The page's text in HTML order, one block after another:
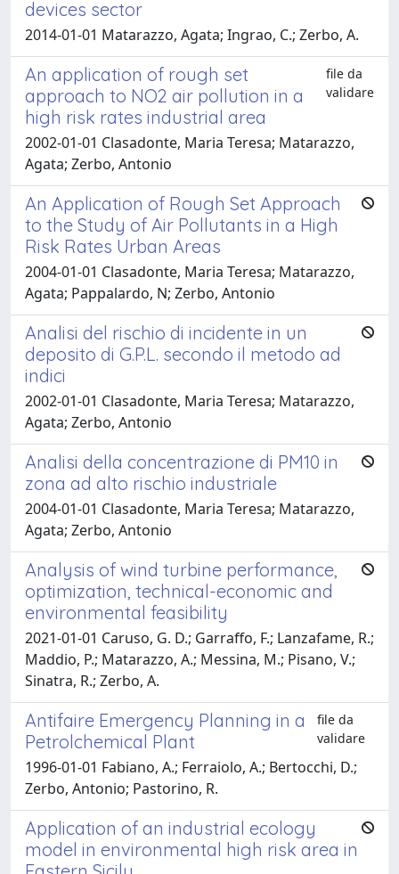
devices sector
2014-01-01 Matarazzo, Agata; Ingrao, C.; Zerbo, A.
An application of rough set
approach to NO2 air pollution in a
high risk rates industrial area
file da
validare
2002-01-01 Clasadonte, Maria Teresa; Matarazzo,
Agata; Zerbo, Antonio
An Application of Rough Set Approach
to the Study of Air Pollutants in a High
Risk Rates Urban Areas
2004-01-01 Clasadonte, Maria Teresa; Matarazzo,
Agata; Pappalardo, N; Zerbo, Antonio
Analisi del rischio di incidente in un
deposito di G.P.L. secondo il metodo ad
indici
2002-01-01 Clasadonte, Maria Teresa; Matarazzo,
Agata; Zerbo, Antonio
Analisi della concentrazione di PM10 in
zona ad alto rischio industriale
2004-01-01 Clasadonte, Maria Teresa; Matarazzo,
Agata; Zerbo, Antonio
Analysis of wind turbine performance,
optimization, technical-economic and
environmental feasibility
2021-01-01 Caruso, G. D.; Garraffo, F.; Lanzafame, R.;
Maddio, P.; Matarazzo, A.; Messina, M.; Pisano, V.;
Sinatra, R.; Zerbo, A.
Antifaire Emergency Planning in a
Petrolchemical Plant
file da
validare
1996-01-01 Fabiano, A.; Ferraiolo, A.; Bertocchi, D.;
Zerbo, Antonio; Pastorino, R.
Application of an industrial ecology
model in environmental high risk area in